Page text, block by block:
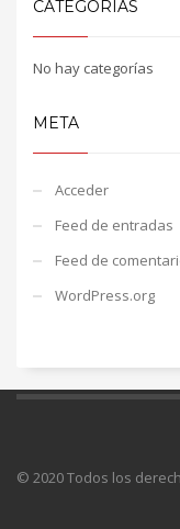
CATEGORÍAS
No hay categorías
META
Acceder
Feed de entradas
Feed de
WordPress.org
© 2020 Todos los